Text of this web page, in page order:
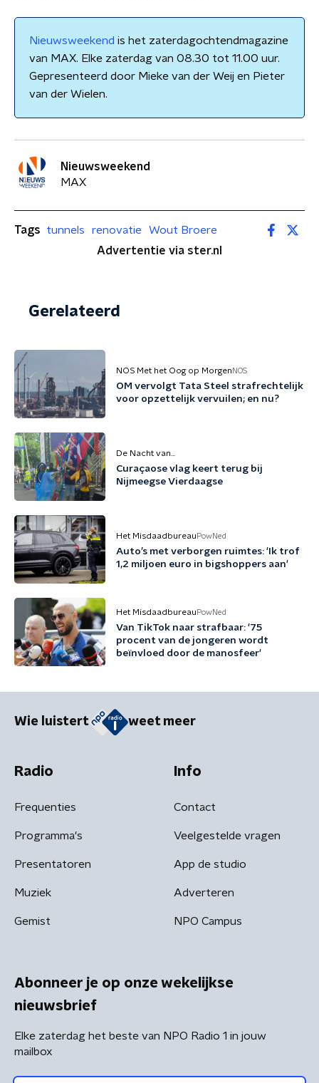
Nieuwsweekend is het zaterdagochtendmagazine
van MAX. Elke zaterdag van 08.30 tot 11.00 uur.
Gepresenteerd door Mieke van der Weij en Pieter
van der Wielen.
Nieuwsweekend
MAX
Tags tunnels renovatie
Wout Broere
Advertentie via ster.nl
Gerelateerd
NOS Met het Oog op Morgen NOS
OM vervolgt Tata Steel strafrechtelijk
voor opzettelijk vervuilen; en nu?
De Nacht van...
Curaçaose vlag keert terug bij
Nijmeegse Vierdaagse
Het Misdaadbureau PowNed
Auto’s met verborgen ruimtes: 'Ik trof
1,2 miljoen euro in bigshoppers aan'
Het Misdaadbureau PowNed
Van TikTok naar strafbaar: '75
procent van de jongeren wordt
beïnvloed door de manosfeer'
Wie luistert weet meer
Radio
Frequenties
Programma's
Presentatoren
Muziek
Gemist
Info
Contact
Veelgestelde vragen
App de studio
Adverteren
NPO Campus
Abonneer je op onze wekelijkse
nieuwsbrief
Elke zaterdag het beste van NPO Radio 1 in jouw
mailbox